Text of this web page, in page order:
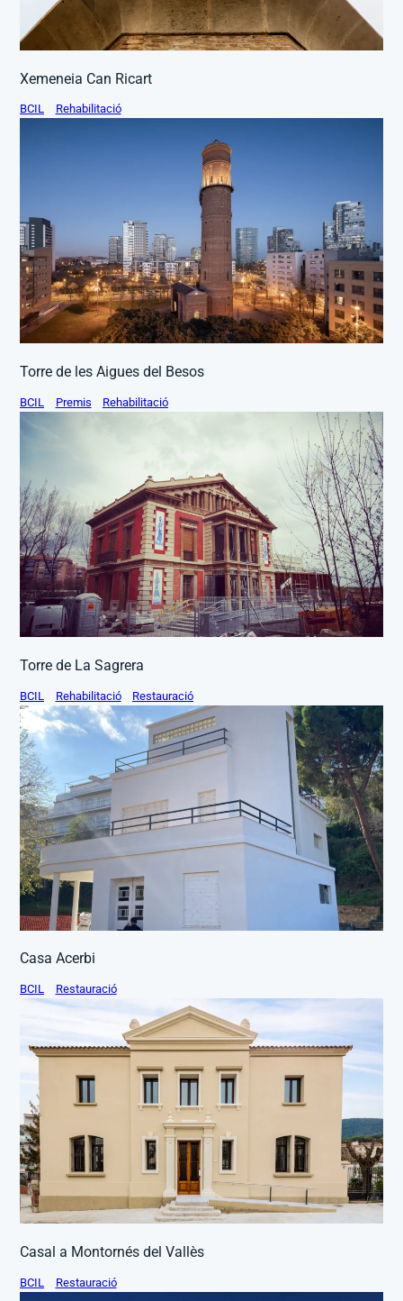
Xemeneia Can Ricart
BCIL Rehabilitació
Torre de les Aigues del Besos
BCIL Premis Rehabilitació
Torre de La Sagrera
BCIL Rehabilitació Restauració
Casa Acerbi
BCIL Restauració
Casal a Montornés del Vallès
BCIL Restauració